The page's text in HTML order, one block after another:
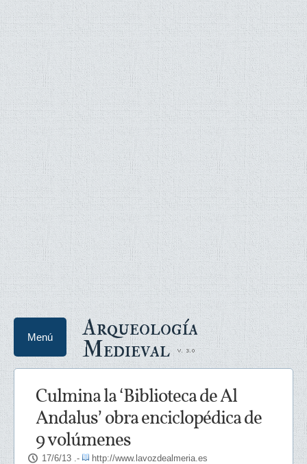
Arqueología
Medieval
Menú
Culmina la ‘Biblioteca de Al
Andalus’ obra enciclopédica de
9 volúmenes
17/6/13 .- http://www.lavozdealmeria.es